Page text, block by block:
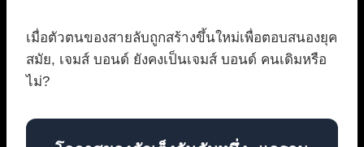
เมื่อตัวตนของสายลับถูกสร้างขึ้นใหม่เพื่อตอบสนองยุค
สมัย, เจมส์ บอนด์ ยังคงเป็นเจมส์ บอนด์ คนเดิมหรือ
ไม่?